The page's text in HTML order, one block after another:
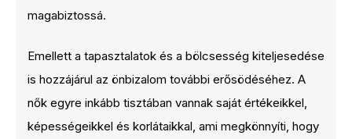
magabiztossá.
Emellett a tapasztalatok és a bölcsesség kiteljesedése
is hozzájárul az önbizalom további erősödéséhez. A
nők egyre inkább tisztában vannak saját értékeikkel,
képességeikkel és korlátaikkal, ami megkönnyíti, hogy